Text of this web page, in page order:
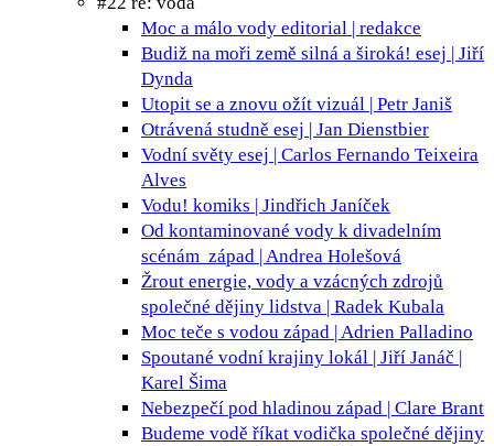
Moc a málo vody editorial | redakce
Budiž na moři země silná a široká! esej | Jiří
Dynda
Utopit se a znovu ožít vizuál | Petr Janiš
Otrávená studně esej | Jan Dienstbier
Vodní světy esej | Carlos Fernando Teixeira
Alves
Vodu! komiks | Jindřich Janíček
Od kontaminované vody k divadelním
scénám západ | Andrea Holešová
Žrout energie, vody a vzácných zdrojů
společné dějiny lidstva | Radek Kubala
Moc teče s vodou západ | Adrien Palladino
Spoutané vodní krajiny lokál | Jiří Janáč |
Karel Šima
Nebezpečí pod hladinou západ | Clare Brant
Budeme vodě říkat vodička společné dějiny